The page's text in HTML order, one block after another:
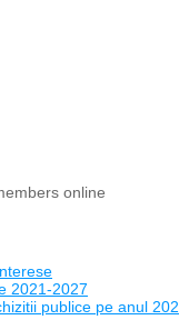
online
2021-2027
publice pe anul 202